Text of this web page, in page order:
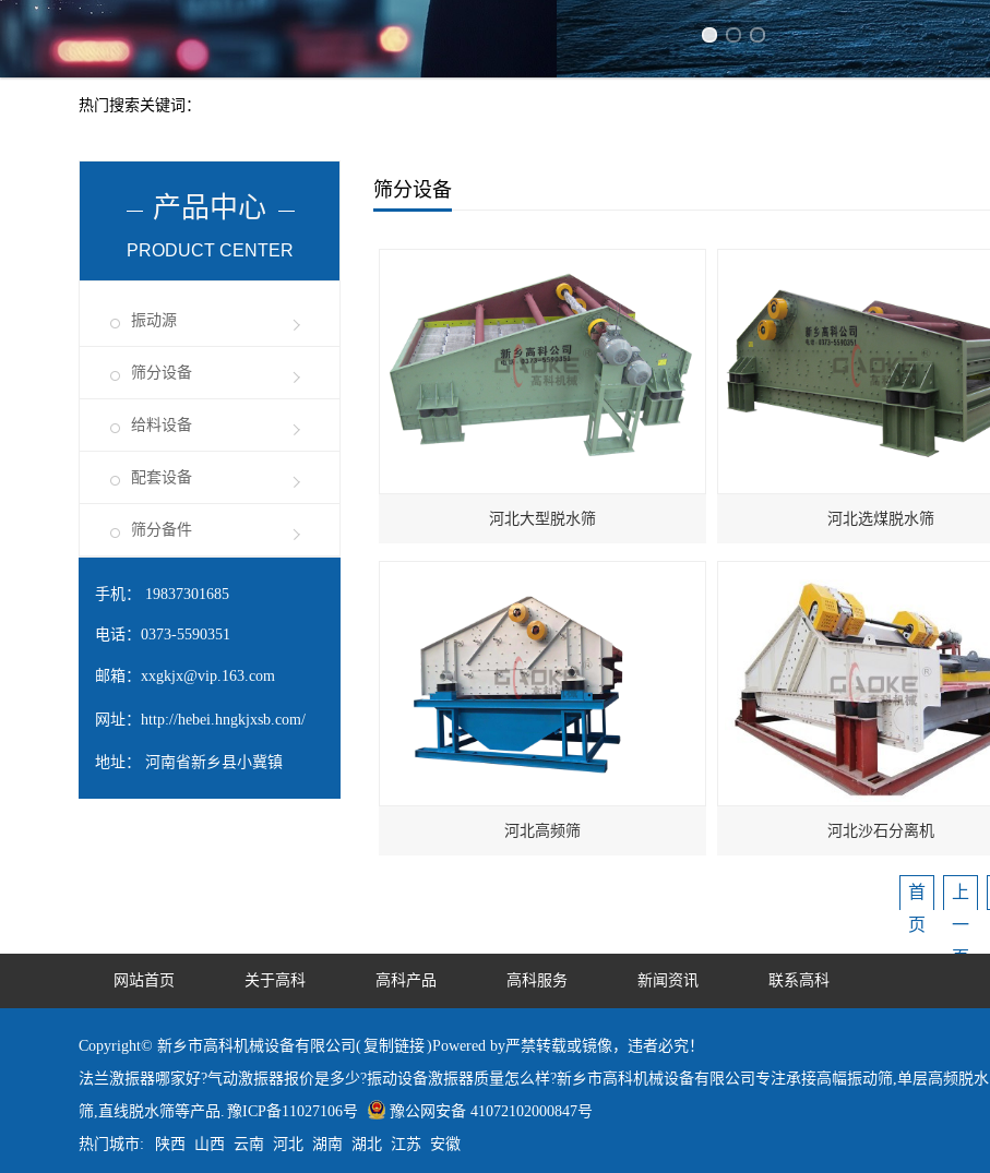
热门搜索关键词：
产品中心
PRODUCT CENTER
振动源
筛分设备
给料设备
配套设备
筛分备件
手机： 19837301685
电话：0373-5590351
邮箱： xxgkjx@vip.163.com
网址： http://hebei.hngkjxsb.com/
地址： 河南省新乡县小冀镇
筛分设备
河北大型脱水筛 河北选煤脱水筛
河北高频筛 河北沙石分离机
首
页
上
一
页
网站首页 关于高科 高科产品 高科服务 新闻资讯 联系高科
Copyright© 新乡市高科机械设备有限公司(复制链接)Powered by严禁转载或镜像，违者必究！
法兰激振器哪家好?气动激振器报价是多少?振动设备激振器质量怎么样?新乡市高科机械设备有限公司专注承接高幅振动筛,单层高频脱水
筛,直线脱水筛等产品. 豫ICP备11027106号
豫公网安备 41072102000847号
热门城市:
陕西 山西 云南 河北 湖南 湖北 江苏 安徽